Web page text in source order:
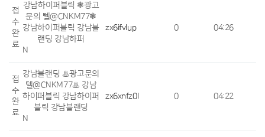
접
수
완
료
강남하이퍼블릭 ❃광고
문의 텔@CNKM77❃
강남하이퍼블릭 강남블
랜딩 강남하퍼
N
zx6ifvlup 0 04:26
접
수
완
료
강남블랜딩 ♨광고문의
텔@CNKM77♨ 강남
하이퍼블릭 강남하이퍼
블릭 강남블랜딩
N
zx6xnfz0l 0 04:22